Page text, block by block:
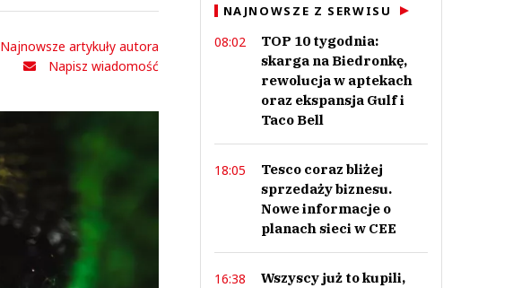
Najnowsze artykuły autora
Napisz wiadomość
NAJNOWSZE Z SERWISU
08:02
TOP 10 tygodnia:
skarga na Biedronkę,
rewolucja w aptekach
oraz ekspansja Gulf i
Taco Bell
18:05
Tesco coraz bliżej
sprzedaży biznesu.
Nowe informacje o
planach sieci w CEE
16:38
Wszyscy już to kupili,